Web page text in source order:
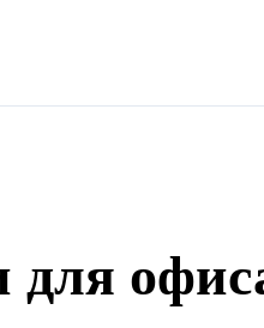
для